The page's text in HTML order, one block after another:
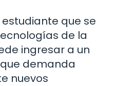
que se
de la
ingresar a un
demanda
nuevos